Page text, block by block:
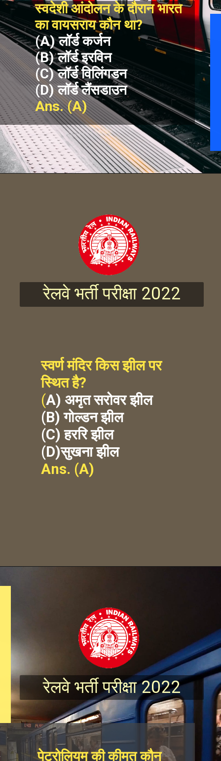
स्वदेशी आंदोलन के दौरान भारत
का वायसराय कौन था?
(A) लॉर्ड कर्जन
(B) लॉर्ड इरविन
(C) लॉर्ड विलिंगडन
(D) लॉर्ड लैंसडाउन
Ans. (A)
रेलवे भर्ती परीक्षा 2022
स्वर्ण मंदिर किस झील पर
स्थित है?
(A) अमृत सरोवर झील
(B) गोल्डन झील
(C) हररि झील
(D)सुखना झील
Ans. (A)
रेलवे भर्ती परीक्षा 2022
पेट्रोलियम की कीमत कौन